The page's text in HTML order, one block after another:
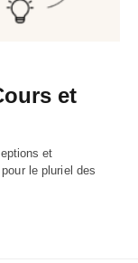
et
et
le pluriel des